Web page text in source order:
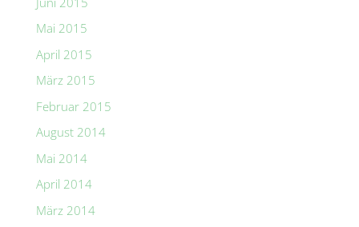
Mai 2015
April 2015
März 2015
Februar 2015
August 2014
Mai 2014
April 2014
März 2014